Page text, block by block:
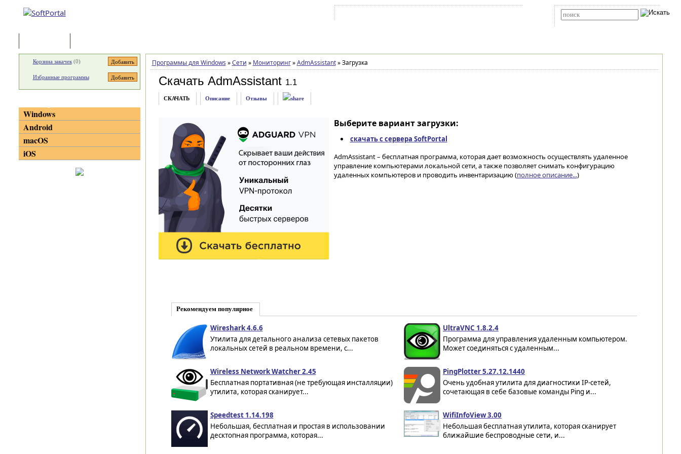
Программы для Windows » Сети » Мониторинг » AdmAssistant »Загрузка
Скачать AdmAssistant 1.1
СКАЧАТЬ Описание Отзывы
Выберите вариант загрузки:
скачать с сервера SoftPortal
AdmAssistant – бесплатная программа, которая дает возможность осуществлять удаленное
управление компьютерами локальной сети, а также позволяет снимать конфигурацию
удаленных компьютеров и проводить инвентаризацию (полное описание...)
Рекомендуем популярное
Wireshark 4.6.6
Утилита для детального анализа сетевых пакетов
локальных сетей в реальном времени, с...
UltraVNC 1.8.2.4
Программа для управления удаленным компьютером.
Может соединяться с удаленным...
Wireless Network Watcher 2.45
Бесплатная портативная (не требующая инсталляции)
утилита, которая сканирует...
PingPlotter 5.27.12.1440
Очень удобная утилита для диагностики IP-сетей,
сочетающая в себе базовые команды Ping и...
Speedtest 1.14.198
Небольшая, бесплатная и простая в использовании
десктопная программа, которая...
WifiInfoView 3.00
Небольшая бесплатная утилита, которая сканирует
ближайшие беспроводные сети, и...
Корзина закачек(0)
Избранные программы
Windows
Android
macOS
iOS